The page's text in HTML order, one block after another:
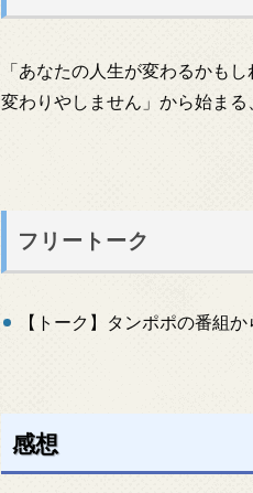
「あなたの人生が変わるかも
変わりやしません」から始ま
フリートーク
【トーク】タンポポの番組
感想